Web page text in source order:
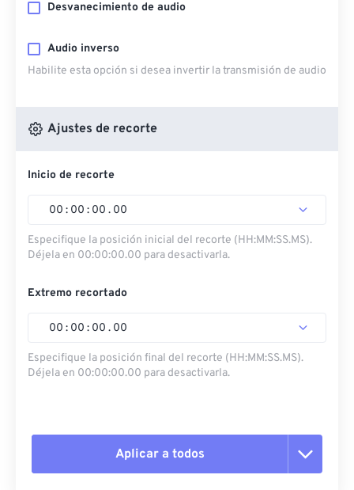
Desvanecimiento de audio
Audio inverso
Habilite esta opción si desea invertir la transmisión de audio
Ajustes de recorte
Inicio de recorte
00 : 00 : 00 . 00
Especifique la posición inicial del recorte (HH:MM:SS.MS).
Déjela en 00:00:00.00 para desactivarla.
Extremo recortado
00 : 00 : 00 . 00
Especifique la posición final del recorte (HH:MM:SS.MS).
Déjela en 00:00:00.00 para desactivarla.
Aplicar a todos